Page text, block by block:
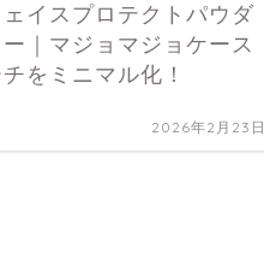
イスプロテクトパウダ
｜マジョマジョケース
をミニマル化！
2026年2月23日